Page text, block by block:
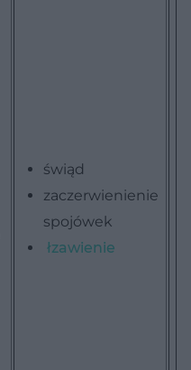
świąd
zaczerwienienie
spojówek
łzawienie